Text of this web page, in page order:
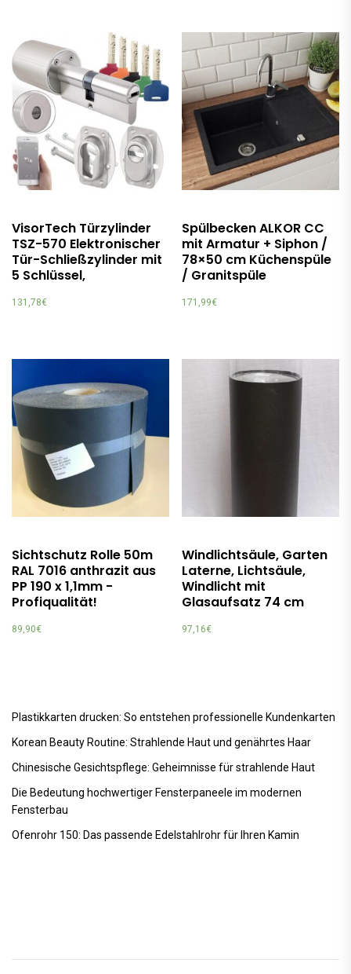
VisorTech Türzylinder
TSZ-570 Elektronischer
Tür-Schließzylinder mit
5 Schlüssel,
131,78€
Spülbecken ALKOR CC
mit Armatur + Siphon /
78×50 cm Küchenspüle
/ Granitspüle
171,99€
Sichtschutz Rolle 50m
RAL 7016 anthrazit aus
PP 190 x 1,1mm -
Profiqualität!
89,90€
Windlichtsäule, Garten
Laterne, Lichtsäule,
Windlicht mit
Glasaufsatz 74 cm
97,16€
Plastikkarten drucken: So entstehen professionelle Kundenkarten
Korean Beauty Routine: Strahlende Haut und genährtes Haar
Chinesische Gesichtspflege: Geheimnisse für strahlende Haut
Die Bedeutung hochwertiger Fensterpaneele im modernen
Fensterbau
Ofenrohr 150: Das passende Edelstahlrohr für Ihren Kamin